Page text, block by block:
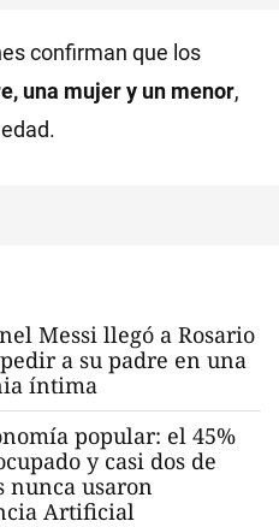
confirman que los
una mujer y un menor,
Messi llegó a Rosario
a su padre en una
íntima
popular: el 45%
y casi dos de
nunca usaron
Artificial